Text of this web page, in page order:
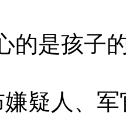
的是孩子
疑人、